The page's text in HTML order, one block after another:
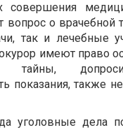
совершения
вопрос о врачебной
так и лечебные
имеют право
тайны,
показания, также
уголовные дела